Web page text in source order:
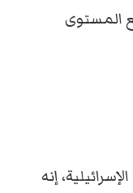
المستوى
إنه